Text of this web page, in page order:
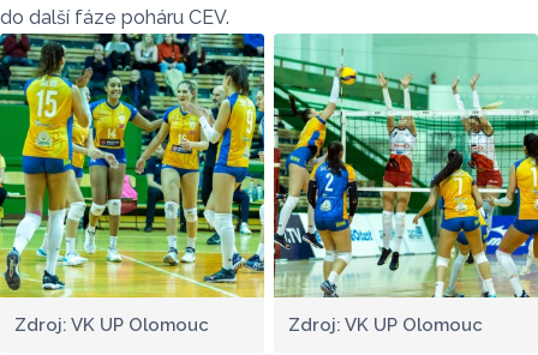
do další fáze poháru CEV.
Zdroj: VK UP Olomouc Zdroj: VK UP Olomouc